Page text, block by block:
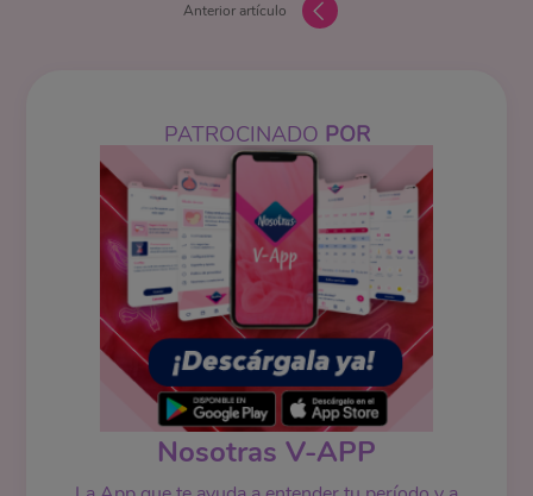
Anterior artículo
PATROCINADO POR
Nosotras V-APP